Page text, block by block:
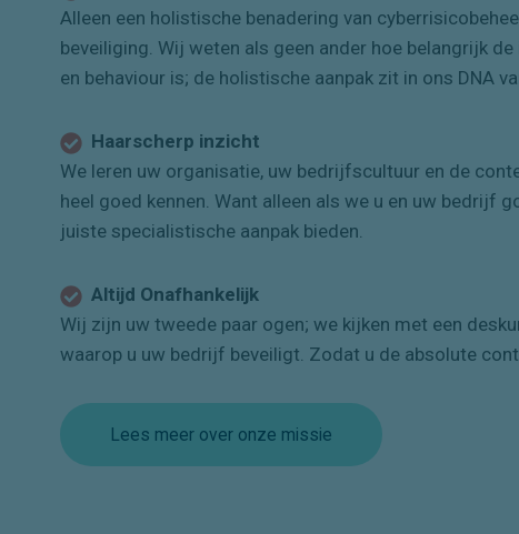
Alleen een holistische benadering van
beveiliging. Wij weten als geen ander hoe belangrijk
en behaviour is; de holistische aanpak zit in ons DNA
Haarscherp inzicht
We leren uw organisatie, uw bedrijfscultuur en de
heel goed kennen. Want alleen als we u en uw bedrijf
juiste specialistische aanpak bieden.
Altijd Onafhankelijk
Wij zijn uw tweede paar ogen; we kijken met een
waarop u uw bedrijf beveiligt. Zodat u de absolute
Lees meer over onze missie